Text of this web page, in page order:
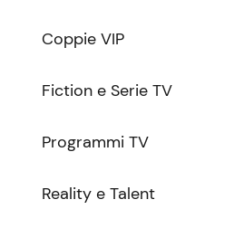
Coppie VIP
Fiction e Serie TV
Programmi TV
Reality e Talent